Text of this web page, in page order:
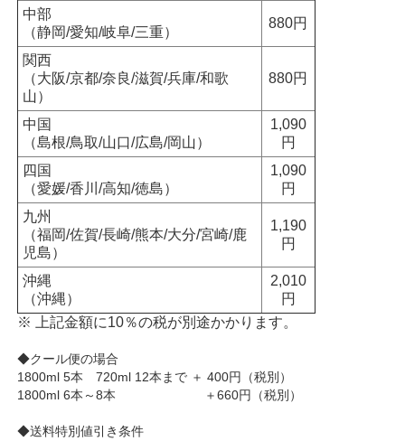
中部
（静岡/愛知/岐阜/三重）
880円
関西
（大阪/京都/奈良/滋賀/兵庫/和歌
山）
880円
中国
（島根/鳥取/山口/広島/岡山）
1,090
円
四国
（愛媛/香川/高知/徳島）
1,090
円
九州
（福岡/佐賀/長崎/熊本/大分/宮崎/鹿
児島）
1,190
円
沖縄
（沖縄）
2,010
円
※ 上記金額に10％の税が別途かかります。
◆クール便の場合
1800ml 5本 720ml 12本まで ＋ 400円（税別）
1800ml 6本～8本 ＋660円（税別）
◆送料特別値引き条件